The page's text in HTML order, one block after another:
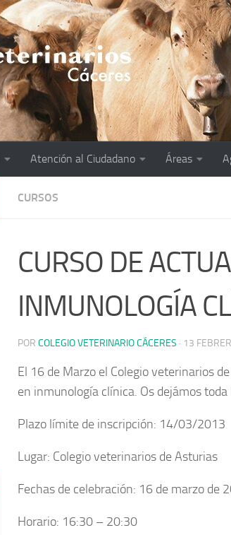
Atención al Ciudadano Áreas
CURSOS
CURSO DE
INMUNOLOGÍA
POR COLEGIO VETERINARIO CÁCERES · 13
El 16 de Marzo el Colegio veterinarios
en inmunología clínica. Os dejámos
Plazo límite de inscripción: 14/03/2013
Lugar: Colegio veterinarios de Asturias
Fechas de celebración: 16 de marzo de
Horario: 16:30 – 20:30